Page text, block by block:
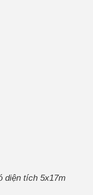
diện tích 5x17m